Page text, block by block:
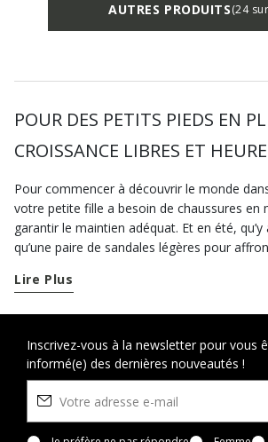
AUTRES PRODUITS(24
POUR DES PETITS PIEDS EN
CROISSANCE LIBRES ET
Pour commencer à découvrir le monde
votre petite fille a besoin de chaussures en
garantir le maintien adéquat. Et en été,
qu’une paire de sandales légères pour
mois les plus chauds, les sandales pour
préparez-la pour ses premières découvertes
paire de sandales ouvertes. Idéales aussi
quatre pattes que pour faire ses premiers
cuir sont synonymes de stabilité et de
des sandales décontractées pour ses
Lire Plus
Inscrivez-vous à la newsletter pour vous
informé(e) des dernières nouveautés !